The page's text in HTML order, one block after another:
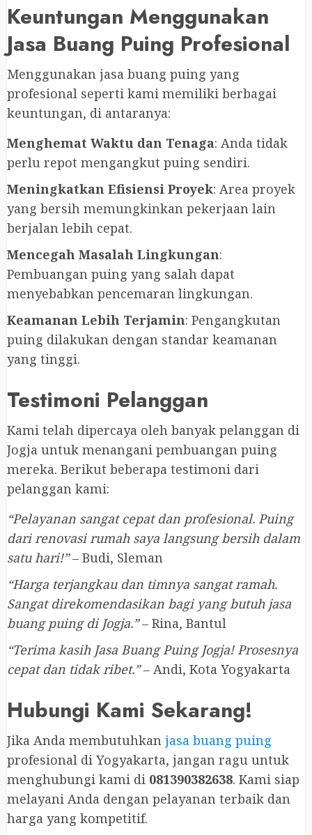
Keuntungan Menggunakan
Jasa Buang Puing Profesional
Menggunakan jasa buang puing yang
profesional seperti kami memiliki berbagai
keuntungan, di antaranya:
Menghemat Waktu dan Tenaga: Anda tidak
perlu repot mengangkut puing sendiri.
Meningkatkan Efisiensi Proyek: Area proyek
yang bersih memungkinkan pekerjaan lain
berjalan lebih cepat.
Mencegah Masalah Lingkungan:
Pembuangan puing yang salah dapat
menyebabkan pencemaran lingkungan.
Keamanan Lebih Terjamin: Pengangkutan
puing dilakukan dengan standar keamanan
yang tinggi.
Testimoni Pelanggan
Kami telah dipercaya oleh banyak pelanggan di
Jogja untuk menangani pembuangan puing
mereka. Berikut beberapa testimoni dari
pelanggan kami:
“Pelayanan sangat cepat dan profesional. Puing
dari renovasi rumah saya langsung bersih dalam
satu hari!”– Budi, Sleman
“Harga terjangkau dan timnya sangat ramah.
Sangat direkomendasikan bagi yang butuh jasa
buang puing di Jogja.”– Rina, Bantul
“Terima kasih Jasa Buang Puing Jogja! Prosesnya
cepat dan tidak ribet.”– Andi, Kota Yogyakarta
Hubungi Kami Sekarang!
Jika Anda membutuhkan jasa buang puing
profesional di Yogyakarta, jangan ragu untuk
menghubungi kami di 081390382638. Kami siap
melayani Anda dengan pelayanan terbaik dan
harga yang kompetitif.